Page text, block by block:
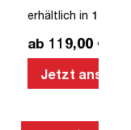
erhältlich in 12
ab 119,00 €
Jetzt